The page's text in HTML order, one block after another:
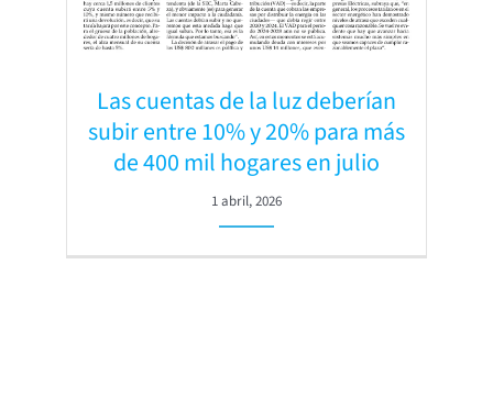
Las cuentas de la luz deberían
subir entre 10% y 20% para más
de 400 mil hogares en julio
1 abril, 2026